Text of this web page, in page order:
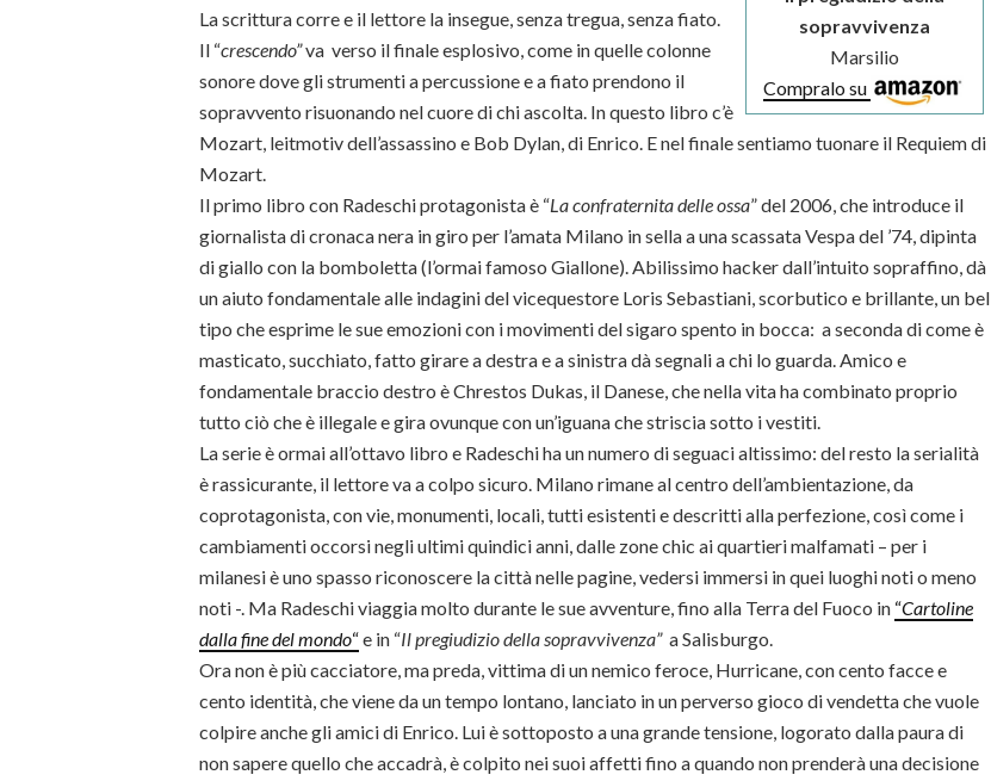
sopravvivenza
Marsilio
Compralo su
La scrittura corre e il lettore la insegue, senza tregua, senza fiato.
Il “crescendo”va verso il finale esplosivo, come in quelle colonne
sonore dove gli strumenti a percussione e a fiato prendono il
sopravvento risuonando nel cuore di chi ascolta. In questo libro c’è
Mozart, leitmotiv dell’assassino e Bob Dylan, di Enrico. E nel finale sentiamo tuonare il Requiem di
Mozart.
Il primo libro con Radeschi protagonista è “La confraternita delle ossa” del 2006, che introduce il
giornalista di cronaca nera in giro per l’amata Milano in sella a una scassata Vespa del ’74, dipinta
di giallo con la bomboletta (l’ormai famoso Giallone). Abilissimo hacker dall’intuito sopraffino, dà
un aiuto fondamentale alle indagini del vicequestore Loris Sebastiani, scorbutico e brillante, un bel
tipo che esprime le sue emozioni con i movimenti del sigaro spento in bocca: a seconda di come è
masticato, succhiato, fatto girare a destra e a sinistra dà segnali a chi lo guarda. Amico e
fondamentale braccio destro è Chrestos Dukas, il Danese, che nella vita ha combinato proprio
tutto ciò che è illegale e gira ovunque con un’iguana che striscia sotto i vestiti.
La serie è ormai all’ottavo libro e Radeschi ha un numero di seguaci altissimo: del resto la serialità
è rassicurante, il lettore va a colpo sicuro. Milano rimane al centro dell’ambientazione, da
coprotagonista, con vie, monumenti, locali, tutti esistenti e descritti alla perfezione, così come i
cambiamenti occorsi negli ultimi quindici anni, dalle zone chic ai quartieri malfamati – per i
milanesi è uno spasso riconoscere la città nelle pagine, vedersi immersi in quei luoghi noti o meno
noti -. Ma Radeschi viaggia molto durante le sue avventure, fino alla Terra del Fuoco in “Cartoline
dalla fine del mondo“e in “Il pregiudizio della sopravvivenza” a Salisburgo.
Ora non è più cacciatore, ma preda, vittima di un nemico feroce, Hurricane, con cento facce e
cento identità, che viene da un tempo lontano, lanciato in un perverso gioco di vendetta che vuole
colpire anche gli amici di Enrico. Lui è sottoposto a una grande tensione, logorato dalla paura di
non sapere quello che accadrà, è colpito nei suoi affetti fino a quando non prenderà una decisione